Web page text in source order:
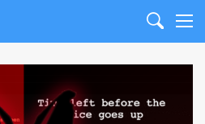
Search